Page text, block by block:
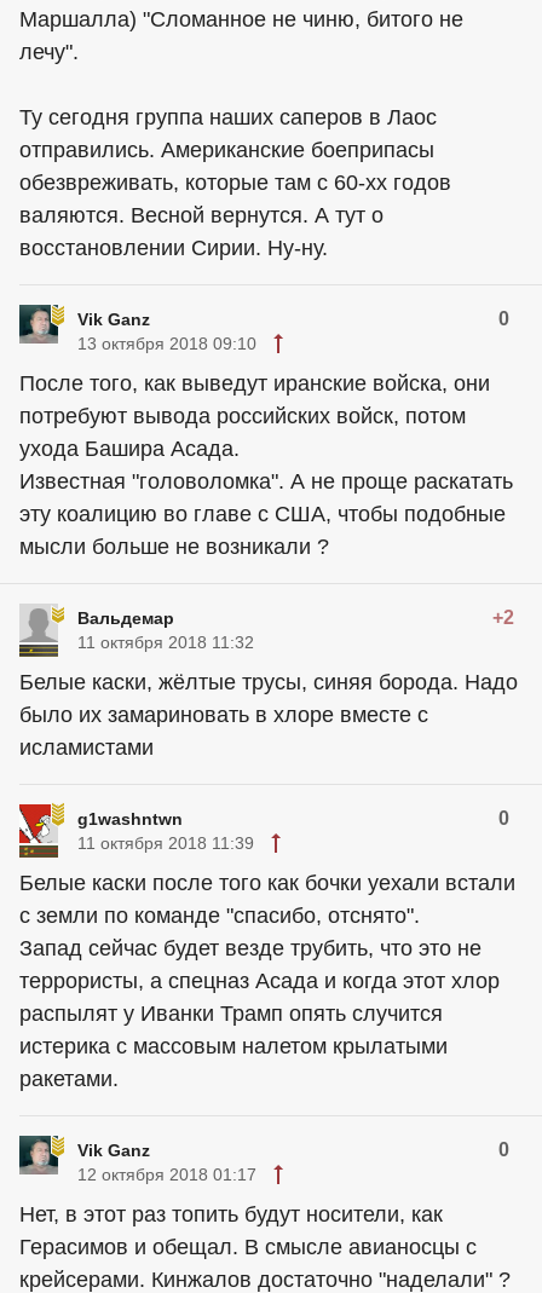
Маршалла) "Сломанное не чиню, битого не
лечу".
Ту сегодня группа наших саперов в Лаос
отправились. Американские боеприпасы
обезвреживать, которые там с 60-хх годов
валяются. Весной вернутся. А тут о
восстановлении Сирии. Ну-ну.
Vik Ganz 0
13 октября 2018 09:10
После того, как выведут иранские войска, они
потребуют вывода российских войск, потом
ухода Башира Асада.
Известная "головоломка". А не проще раскатать
эту коалицию во главе с США, чтобы подобные
мысли больше не возникали ?
Вальдемар +2
11 октября 2018 11:32
Белые каски, жёлтые трусы, синяя борода. Надо
было их замариновать в хлоре вместе с
исламистами
g1washntwn 0
11 октября 2018 11:39
Белые каски после того как бочки уехали встали
с земли по команде "спасибо, отснято".
Запад сейчас будет везде трубить, что это не
террористы, а спецназ Асада и когда этот хлор
распылят у Иванки Трамп опять случится
истерика с массовым налетом крылатыми
ракетами.
Vik Ganz 0
12 октября 2018 01:17
Нет, в этот раз топить будут носители, как
Герасимов и обещал. В смысле авианосцы с
крейсерами. Кинжалов достаточно "наделали" ?